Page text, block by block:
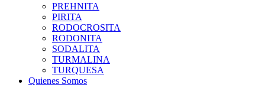
PREHNITA
PIRITA
RODOCROSITA
RODONITA
SODALITA
TURMALINA
TURQUESA
Quienes Somos